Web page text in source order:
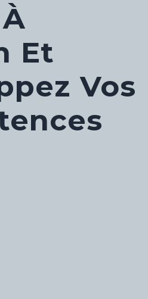
Et
Vos